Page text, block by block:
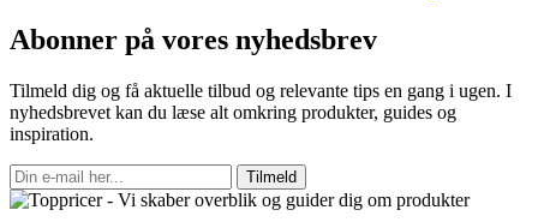
Abonner på vores nyhedsbrev
Tilmeld dig og få aktuelle tilbud og relevante tips en gang i ugen. I
nyhedsbrevet kan du læse alt omkring produkter, guides og
inspiration.
Tilmeld